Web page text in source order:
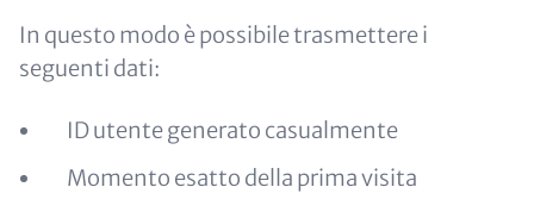
In questo modo è possibile trasmettere i
seguenti dati:
ID utente generato casualmente
Momento esatto della prima visita